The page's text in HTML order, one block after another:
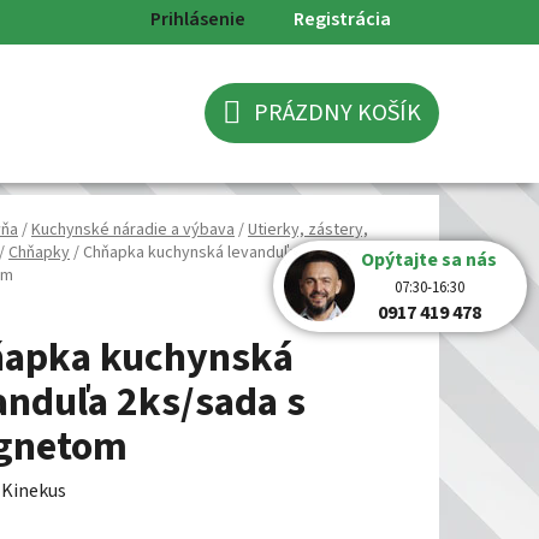
Prihlásenie Registrácia
NÁKUPNÝ
KOŠÍK
PRÁZDNY KOŠÍK
/Kuchynské náradie a výbava/Utierky, zástery,
/Chňapky/ Chňapka kuchynská levanduľa 2ks/sada s
kuchynská
2ks/sada s
Kinekus
Opýtajte sa nás
07:30-16:30
0917 419 478